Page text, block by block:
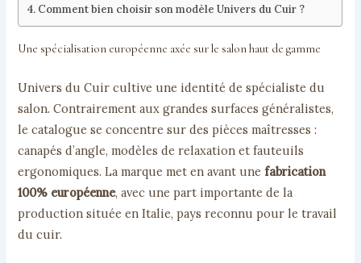
Comment bien choisir son modèle Univers du Cuir ?
Une spécialisation européenne axée sur le salon haut de gamme
Univers du Cuir cultive une identité de spécialiste du
salon. Contrairement aux grandes surfaces généralistes,
le catalogue se concentre sur des pièces maîtresses :
canapés d’angle, modèles de relaxation et fauteuils
ergonomiques. La marque met en avant une fabrication
100% européenne, avec une part importante de la
production située en Italie, pays reconnu pour le travail
du cuir.